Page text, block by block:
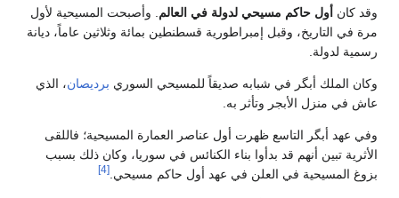
وقد كان أول حاكم مسيحي لدولة في العالم . وأصبحت المسيحية لأول
مرة في التاريخ، وقبل إمبراطورية قسطنطين بمائة وثلاثين عاماً، ديانة
رسمية لدولة.
وكان الملك أبگر في شبابه صديقاً للمسيحي السوري برديصان، الذي
عاش في منزل الأبجر وتأثر به.
وفي عهد أبگر التاسع ظهرت أول عناصر العمارة المسيحية؛ فاللقى
الأثرية تبين أنهم قد بدأوا بناء الكنائس في سوريا، وكان ذلك بسبب
بزوغ المسيحية في العلن في عهد أول حاكم مسيحي. [4]